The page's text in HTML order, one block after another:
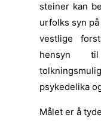
steiner kan
urfolks syn
vestlige
hensyn
psykedelika
Målet er å